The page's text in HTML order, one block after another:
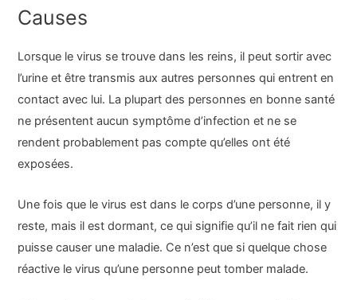
Causes
Lorsque le virus se trouve dans les reins, il peut sortir avec
l’urine et être transmis aux autres personnes qui entrent en
contact avec lui. La plupart des personnes en bonne santé
ne présentent aucun symptôme d’infection et ne se
rendent probablement pas compte qu’elles ont été
exposées.
Une fois que le virus est dans le corps d’une personne, il y
reste, mais il est dormant, ce qui signifie qu’il ne fait rien qui
puisse causer une maladie. Ce n’est que si quelque chose
réactive le virus qu’une personne peut tomber malade.